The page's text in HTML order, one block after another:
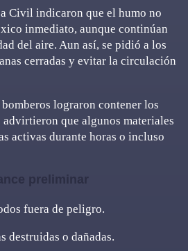
Civil indicaron que el humo no
inmediato, aunque continúan
del aire. Aun así, se pidió a los
cerradas y evitar la circulación
bomberos lograron contener los
que algunos materiales
activas durante horas o incluso
preliminar
fuera de peligro.
destruidas o dañadas.